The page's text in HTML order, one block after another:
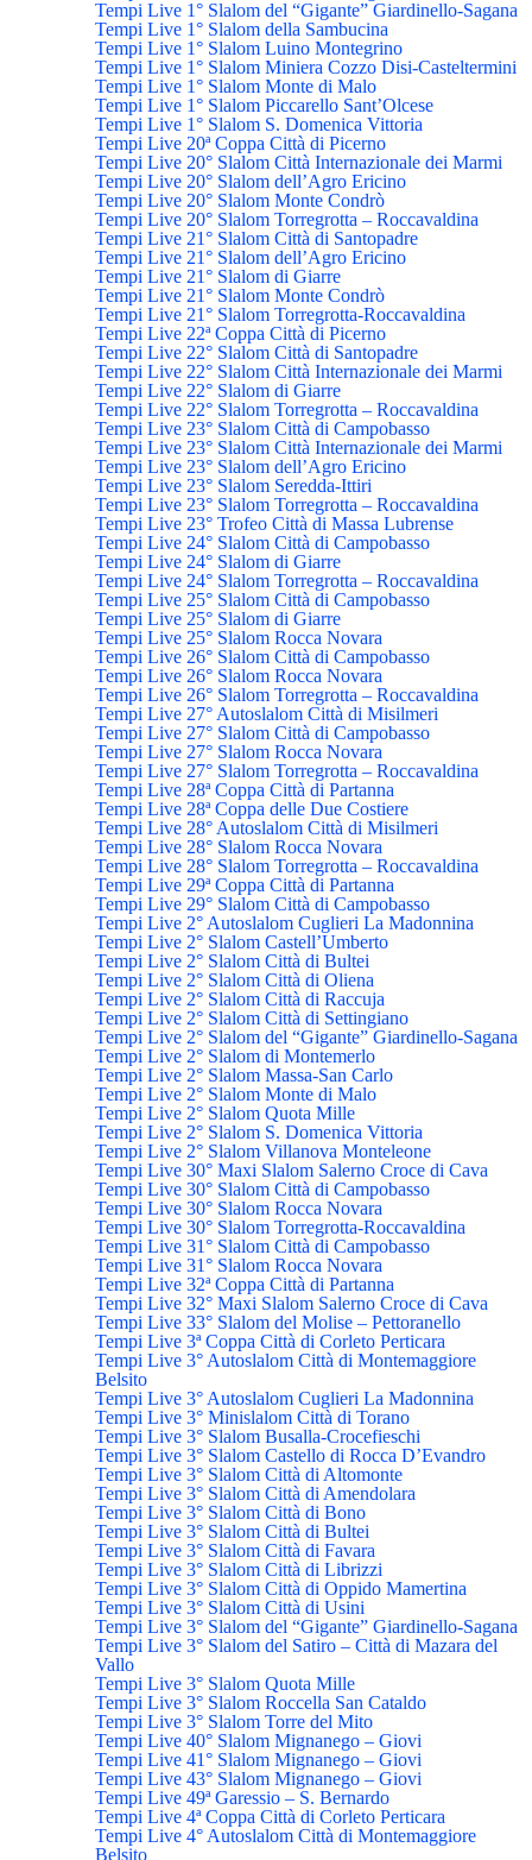
Tempi Live 1° Slalom del “Gigante” Giardinello-Sagana
Tempi Live 1° Slalom della Sambucina
Tempi Live 1° Slalom Luino Montegrino
Tempi Live 1° Slalom Miniera Cozzo Disi-Casteltermini
Tempi Live 1° Slalom Monte di Malo
Tempi Live 1° Slalom Piccarello Sant’Olcese
Tempi Live 1° Slalom S. Domenica Vittoria
Tempi Live 20ª Coppa Città di Picerno
Tempi Live 20° Slalom Città Internazionale dei Marmi
Tempi Live 20° Slalom dell’Agro Ericino
Tempi Live 20° Slalom Monte Condrò
Tempi Live 20° Slalom Torregrotta – Roccavaldina
Tempi Live 21° Slalom Città di Santopadre
Tempi Live 21° Slalom dell’Agro Ericino
Tempi Live 21° Slalom di Giarre
Tempi Live 21° Slalom Monte Condrò
Tempi Live 21° Slalom Torregrotta-Roccavaldina
Tempi Live 22ª Coppa Città di Picerno
Tempi Live 22° Slalom Città di Santopadre
Tempi Live 22° Slalom Città Internazionale dei Marmi
Tempi Live 22° Slalom di Giarre
Tempi Live 22° Slalom Torregrotta – Roccavaldina
Tempi Live 23° Slalom Città di Campobasso
Tempi Live 23° Slalom Città Internazionale dei Marmi
Tempi Live 23° Slalom dell’Agro Ericino
Tempi Live 23° Slalom Seredda-Ittiri
Tempi Live 23° Slalom Torregrotta – Roccavaldina
Tempi Live 23° Trofeo Città di Massa Lubrense
Tempi Live 24° Slalom Città di Campobasso
Tempi Live 24° Slalom di Giarre
Tempi Live 24° Slalom Torregrotta – Roccavaldina
Tempi Live 25° Slalom Città di Campobasso
Tempi Live 25° Slalom di Giarre
Tempi Live 25° Slalom Rocca Novara
Tempi Live 26° Slalom Città di Campobasso
Tempi Live 26° Slalom Rocca Novara
Tempi Live 26° Slalom Torregrotta – Roccavaldina
Tempi Live 27° Autoslalom Città di Misilmeri
Tempi Live 27° Slalom Città di Campobasso
Tempi Live 27° Slalom Rocca Novara
Tempi Live 27° Slalom Torregrotta – Roccavaldina
Tempi Live 28ª Coppa Città di Partanna
Tempi Live 28ª Coppa delle Due Costiere
Tempi Live 28° Autoslalom Città di Misilmeri
Tempi Live 28° Slalom Rocca Novara
Tempi Live 28° Slalom Torregrotta – Roccavaldina
Tempi Live 29ª Coppa Città di Partanna
Tempi Live 29° Slalom Città di Campobasso
Tempi Live 2° Autoslalom Cuglieri La Madonnina
Tempi Live 2° Slalom Castell’Umberto
Tempi Live 2° Slalom Città di Bultei
Tempi Live 2° Slalom Città di Oliena
Tempi Live 2° Slalom Città di Raccuja
Tempi Live 2° Slalom Città di Settingiano
Tempi Live 2° Slalom del “Gigante” Giardinello-Sagana
Tempi Live 2° Slalom di Montemerlo
Tempi Live 2° Slalom Massa-San Carlo
Tempi Live 2° Slalom Monte di Malo
Tempi Live 2° Slalom Quota Mille
Tempi Live 2° Slalom S. Domenica Vittoria
Tempi Live 2° Slalom Villanova Monteleone
Tempi Live 30° Maxi Slalom Salerno Croce di Cava
Tempi Live 30° Slalom Città di Campobasso
Tempi Live 30° Slalom Rocca Novara
Tempi Live 30° Slalom Torregrotta-Roccavaldina
Tempi Live 31° Slalom Città di Campobasso
Tempi Live 31° Slalom Rocca Novara
Tempi Live 32ª Coppa Città di Partanna
Tempi Live 32° Maxi Slalom Salerno Croce di Cava
Tempi Live 33° Slalom del Molise – Pettoranello
Tempi Live 3ª Coppa Città di Corleto Perticara
Tempi Live 3° Autoslalom Città di Montemaggiore
Belsito
Tempi Live 3° Autoslalom Cuglieri La Madonnina
Tempi Live 3° Minislalom Città di Torano
Tempi Live 3° Slalom Busalla-Crocefieschi
Tempi Live 3° Slalom Castello di Rocca D’Evandro
Tempi Live 3° Slalom Città di Altomonte
Tempi Live 3° Slalom Città di Amendolara
Tempi Live 3° Slalom Città di Bono
Tempi Live 3° Slalom Città di Bultei
Tempi Live 3° Slalom Città di Favara
Tempi Live 3° Slalom Città di Librizzi
Tempi Live 3° Slalom Città di Oppido Mamertina
Tempi Live 3° Slalom Città di Usini
Tempi Live 3° Slalom del “Gigante” Giardinello-Sagana
Tempi Live 3° Slalom del Satiro – Città di Mazara del
Vallo
Tempi Live 3° Slalom Quota Mille
Tempi Live 3° Slalom Roccella San Cataldo
Tempi Live 3° Slalom Torre del Mito
Tempi Live 40° Slalom Mignanego – Giovi
Tempi Live 41° Slalom Mignanego – Giovi
Tempi Live 43° Slalom Mignanego – Giovi
Tempi Live 49ª Garessio – S. Bernardo
Tempi Live 4ª Coppa Città di Corleto Perticara
Tempi Live 4° Autoslalom Città di Montemaggiore
Belsito